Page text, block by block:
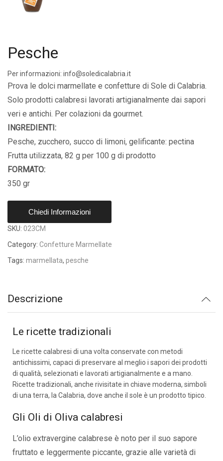
Pesche
Per informazioni: info@soledicalabria.it
Prova le dolci marmellate e confetture di Sole di Calabria.
Solo prodotti calabresi lavorati artigianalmente dai sapori
veri e antichi. Per colazioni da gourmet.
INGREDIENTI:
Pesche, zucchero, succo di limoni, gelificante: pectina
Frutta utilizzata, 82 g per 100 g di prodotto
FORMATO:
350 gr
Chiedi Informazioni
SKU: 023CM
Category: Confetture Marmellate
Tags: marmellata, pesche
Descrizione
Le ricette tradizionali
Le ricette calabresi di una volta conservate con metodi
antichissimi, capaci di preservare al meglio i sapori dei prodotti
di qualità, selezionati e lavorati artigianalmente e a mano.
Ricette tradizionali, anche rivisitate in chiave moderna, simboli
di una terra, la Calabria, dove anche il sole è un prodotto tipico.
Gli Oli di Oliva calabresi
L’olio extravergine calabrese è noto per il suo sapore
fruttato e leggermente piccante, grazie alle varietà di